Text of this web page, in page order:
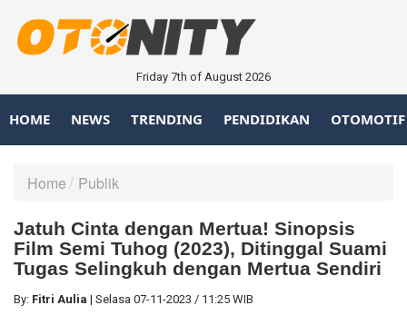
Friday 7th of August 2026
HOME NEWS TRENDING PENDIDIKAN OTOMOTIF
Home Publik
Jatuh Cinta dengan Mertua! Sinopsis
Film Semi Tuhog (2023), Ditinggal Suami
Tugas Selingkuh dengan Mertua Sendiri
By: Fitri Aulia | Selasa 07-11-2023 / 11:25 WIB